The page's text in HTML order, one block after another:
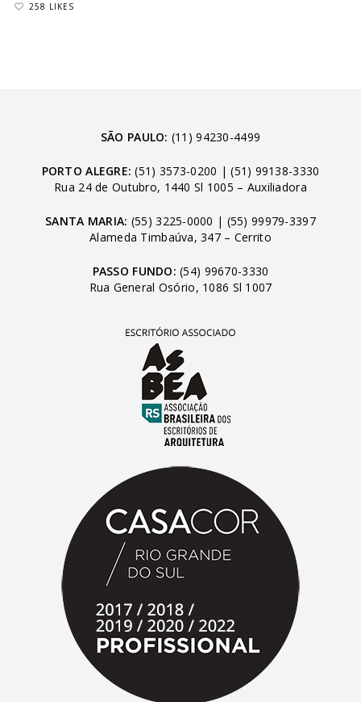
258 LIKES
SÃO PAULO: (11) 94230-4499
PORTO ALEGRE: (51) 3573-0200 |(51) 99138-3330
Rua 24 de Outubro, 1440 Sl 1005 – Auxiliadora
SANTA MARIA: (55) 3225-0000 | (55) 99979-3397
Alameda Timbaúva, 347 – Cerrito
PASSO FUNDO: (54) 99670-3330
Rua General Osório, 1086 Sl 1007